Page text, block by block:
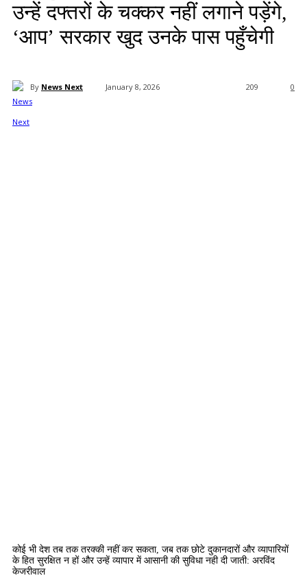
उन्हें दफ्तरों के चक्कर नहीं लगाने पड़ेंगे,
‘आप’ सरकार खुद उनके पास पहुँचेगी
By News Next January 8, 2026 0
209
कोई भी देश तब तक तरक्की नहीं कर सकता, जब तक छोटे दुकानदारों और व्यापारियों
के हित सुरक्षित न हों और उन्हें व्यापार में आसानी की सुविधा नही दी जाती: अरविंद
केजरीवाल